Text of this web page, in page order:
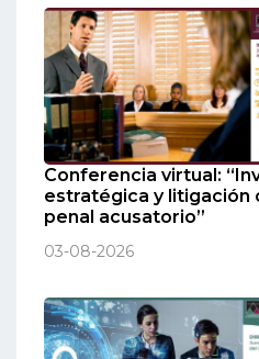
Conferencia virtual:
estratégica y litigación
penal acusatorio”
03-08-2026